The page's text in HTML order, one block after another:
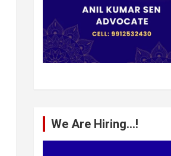
We Are Hiring…!